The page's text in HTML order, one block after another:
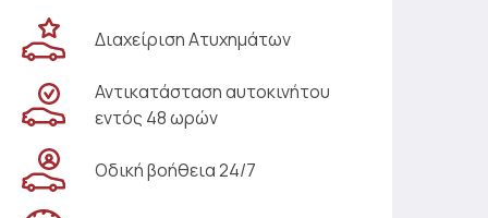
Διαχείριση Ατυχημάτων
Αντικατάσταση αυτοκινήτου
εντός 48 ωρών
Οδική βοήθεια 24/7